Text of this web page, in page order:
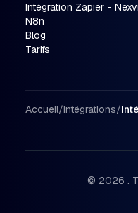
Intégration Zapier -
N8n
Blog
Tarifs
Chemin de navigation
Accueil/Intégrations/
© 2026 .